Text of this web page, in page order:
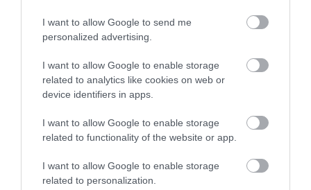
I want to allow Google to send me
personalized advertising.
I want to allow Google to enable storage
related to analytics like cookies on web or
device identifiers in apps.
I want to allow Google to enable storage
related to functionality of the website or app.
I want to allow Google to enable storage
related to personalization.